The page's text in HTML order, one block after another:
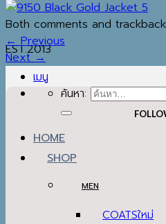
EST.2013
เมนู
ค้นหา:
HOME
SHOP
MEN
COATS
Both comments and
←Previous
Next→